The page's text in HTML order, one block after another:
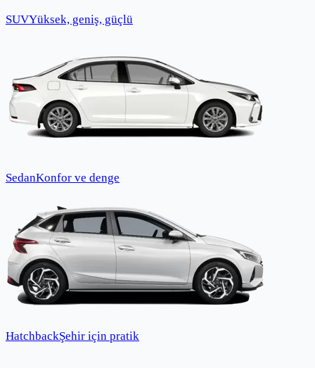
SUVYüksek, geniş, güçlü
SedanKonfor ve denge
HatchbackŞehir için pratik